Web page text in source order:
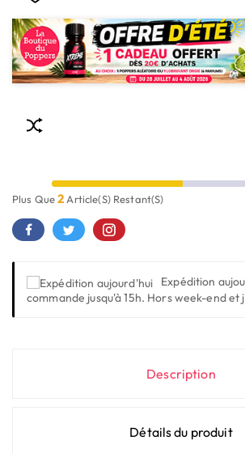
Plus Que2 Article(s) Restant(s)
Expédition
commande jusqu'à 15h. Hors week-end et
Description
Détails du produit